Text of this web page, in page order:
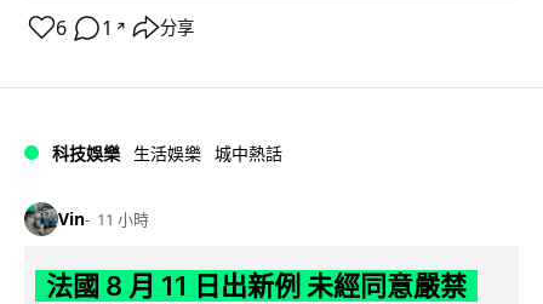
6 1 ↗ 分享
科技娛樂 生活娛樂 城中熱話
Vin 11 小時
法國 8 月 11 日出新例 未經同意嚴禁